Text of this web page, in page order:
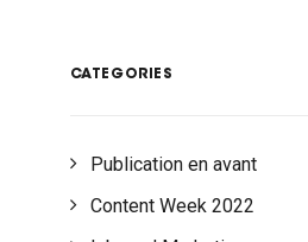
CATEGORIES
Publication en avant
Content Week 2022